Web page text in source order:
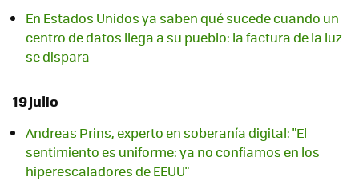
En Estados Unidos ya saben qué sucede cuando un
centro de datos llega a su pueblo: la factura de la luz
se dispara
19 julio
Andreas Prins, experto en soberanía digital: "El
sentimiento es uniforme: ya no confiamos en los
hiperescaladores de EEUU"